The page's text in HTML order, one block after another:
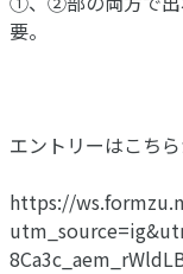
要。
エントリーはこち
https://